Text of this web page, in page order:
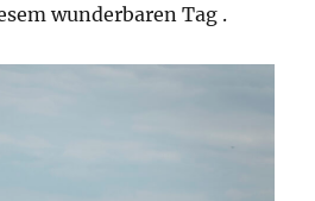
wunderbaren Tag .